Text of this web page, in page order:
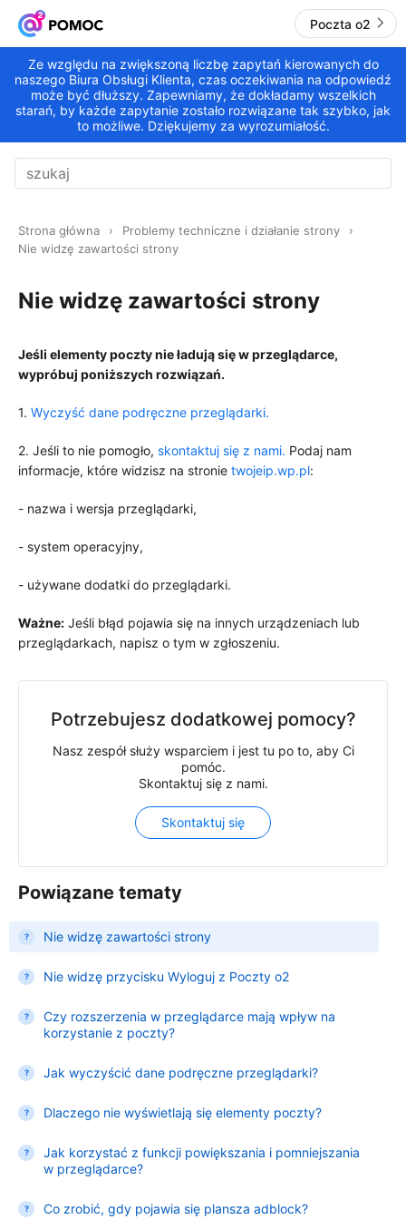
Poczta o2
Ze względu na zwiększoną liczbę zapytań kierowanych do
naszego Biura Obsługi Klienta, czas oczekiwania na odpowiedź
może być dłuższy. Zapewniamy, że dokładamy wszelkich
starań, by każde zapytanie zostało rozwiązane tak szybko, jak
to możliwe. Dziękujemy za wyrozumiałość.
Strona główna
Problemy techniczne i działanie strony
Nie widzę zawartości strony
Powiązane tematy
Nie widzę zawartości strony
Nie widzę przycisku Wyloguj z Poczty o2
Czy rozszerzenia w przeglądarce mają wpływ na
korzystanie z poczty?
Jak wyczyścić dane podręczne przeglądarki?
Dlaczego nie wyświetlają się elementy poczty?
Jak korzystać z funkcji powiększania i pomniejszania
w przeglądarce?
Co zrobić, gdy pojawia się plansza adblock?
Nie widzę zawartości strony
Jeśli elementy poczty nie ładują się w przeglądarce,
wypróbuj poniższych rozwiązań.
1. Wyczyść dane podręczne przeglądarki.
2. Jeśli to nie pomogło, skontaktuj się z nami. Podaj nam
informacje, które widzisz na stronie twojeip.wp.pl:
- nazwa i wersja przeglądarki,
- system operacyjny,
- używane dodatki do przeglądarki.
Ważne: Jeśli błąd pojawia się na innych urządzeniach lub
przeglądarkach, napisz o tym w zgłoszeniu.
Potrzebujesz dodatkowej pomocy?
Nasz zespół służy wsparciem i jest tu po to, aby Ci
pomóc.
Skontaktuj się z nami.
Skontaktuj się